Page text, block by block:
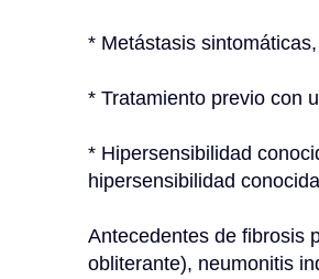
* Metástasis
* Tratamiento previo con
* Hipersensibilidad
hipersensibilidad
Antecedentes de fibrosis
obliterante), neumonitis